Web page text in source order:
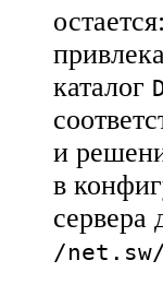
каталог
и
в
сервера
/